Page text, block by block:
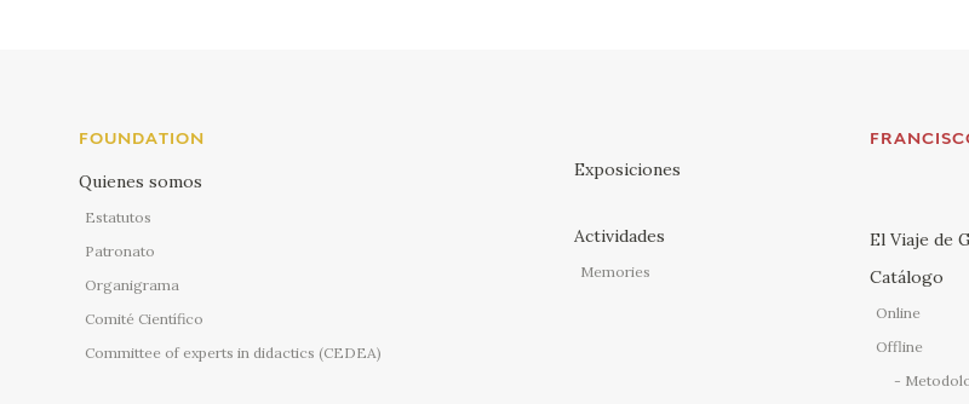
FOUNDATION
Quienes somos
Estatutos
Patronato
Organigrama
Comité Científico
Committee of experts in didactics (CEDEA)
Exposiciones
Actividades
Memories
El Viaje de
Catálogo
Online
Offline